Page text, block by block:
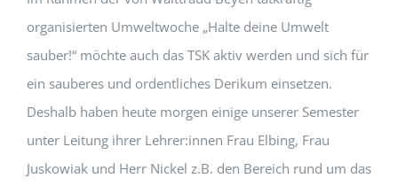
organisierten Umweltwoche „Halte deine Umwelt
sauber!“ möchte auch das TSK aktiv werden und sich für
ein sauberes und ordentliches Derikum einsetzen.
Deshalb haben heute morgen einige unserer Semester
unter Leitung ihrer Lehrer:innen Frau Elbing, Frau
Juskowiak und Herr Nickel z.B. den Bereich rund um das